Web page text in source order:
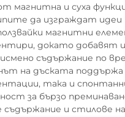
магнитна и суха
да изграждат идеи
магнитни
докато добавят и
съдържание по
на дъската
така и
за бързо
съдържание и стилове на